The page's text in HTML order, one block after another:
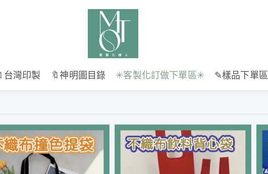
台灣印製 🔖神明圖目錄 ✳︎客製化訂做下單區✳︎ ✎樣品下單區